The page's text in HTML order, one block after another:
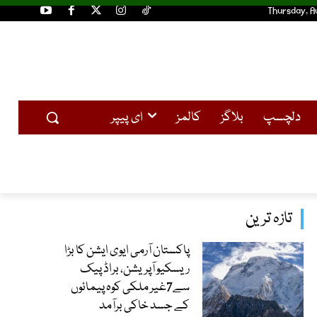
Thursday,
دلچسپ بلاگز کالمز ای پیپر
تازہ ترین
پاکستان آرمی ایوی ایشن کا بڑا
ریسکیو آپریشن، براڈ پیک
سے7غیر ملکی کوہ پیمائوں
کے جسد خاکی برآمد